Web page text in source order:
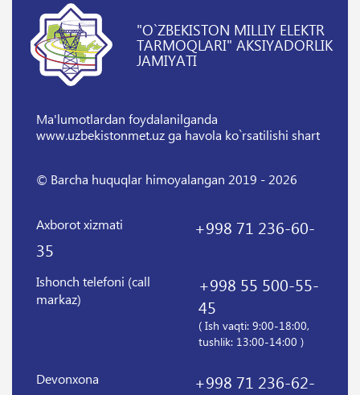
"O`ZBEKISTON MILLIY ELEKTR
TARMOQLARI" AKSIYADORLIK
JAMIYATI
Ma'lumotlardan foydalanilganda
www.uzbekistonmet.uz ga havola ko`rsatilishi shart
© Barcha huquqlar himoyalangan 2019 - 2026
Axborot xizmati
+998 71 236-60-
35
Ishonch telefoni (call
markaz)
+998 55 500-55-
45
( Ish vaqti: 9:00-18:00,
tushlik: 13:00-14:00 )
Devonxona
+998 71 236-62-